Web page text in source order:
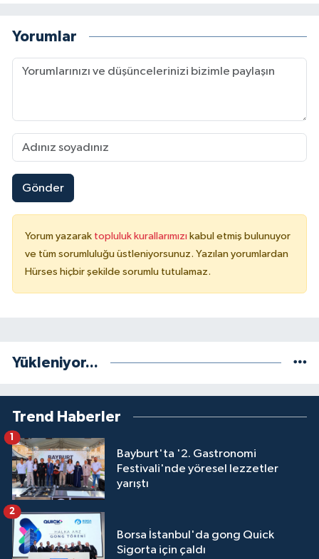
Yorumlar
Gönder
Yorum yazarak topluluk kurallarımızı kabul etmiş bulunuyor
ve tüm sorumluluğu üstleniyorsunuz. Yazılan yorumlardan
Hürses hiçbir şekilde sorumlu tutulamaz.
Yükleniyor...
Trend Haberler
Bayburt'ta '2. Gastronomi
Festivali'nde yöresel lezzetler
yarıştı
1
Borsa İstanbul'da gong Quick
Sigorta için çaldı
2